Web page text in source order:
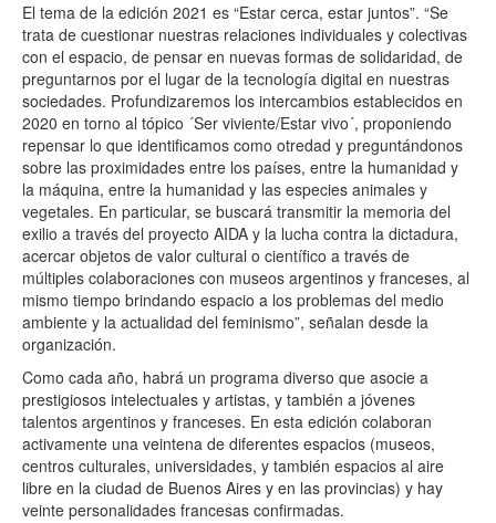
El tema de la edición 2021 es “Estar cerca, estar juntos”. “Se
trata de cuestionar nuestras relaciones individuales y colectivas
con el espacio, de pensar en nuevas formas de solidaridad, de
preguntarnos por el lugar de la tecnología digital en nuestras
sociedades. Profundizaremos los intercambios establecidos en
2020 en torno al tópico ´Ser viviente/Estar vivo´, proponiendo
repensar lo que identificamos como otredad y preguntándonos
sobre las proximidades entre los países, entre la humanidad y
la máquina, entre la humanidad y las especies animales y
vegetales. En particular, se buscará transmitir la memoria del
exilio a través del proyecto AIDA y la lucha contra la dictadura,
acercar objetos de valor cultural o científico a través de
múltiples colaboraciones con museos argentinos y franceses, al
mismo tiempo brindando espacio a los problemas del medio
ambiente y la actualidad del feminismo”, señalan desde la
organización.
Como cada año, habrá un programa diverso que asocie a
prestigiosos intelectuales y artistas, y también a jóvenes
talentos argentinos y franceses. En esta edición colaboran
activamente una veintena de diferentes espacios (museos,
centros culturales, universidades, y también espacios al aire
libre en la ciudad de Buenos Aires y en las provincias) y hay
veinte personalidades francesas confirmadas.